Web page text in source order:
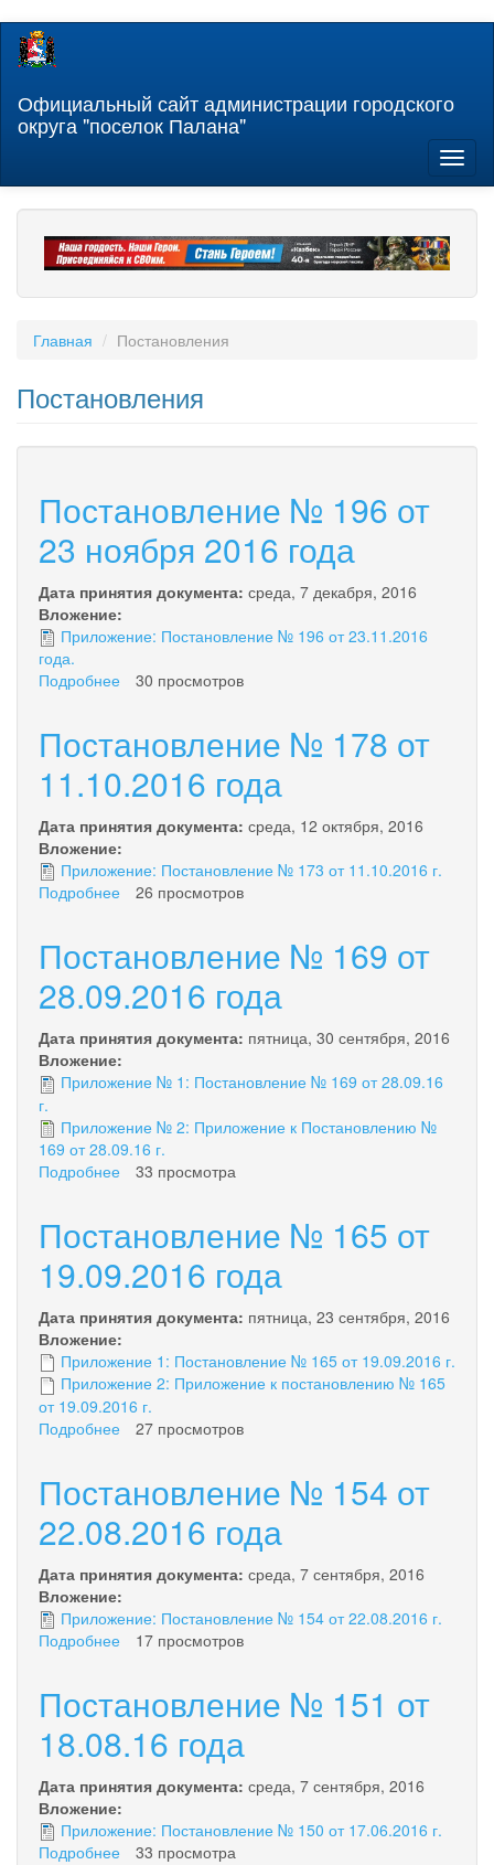
Перейти
содержанию
Официальный сайт администрации городского
округа "поселок Палана"
Главная Постановления
Постановления
Постановление № 196 от
23 ноября 2016 года
Дата принятия документа: среда, 7 декабря, 2016
Вложение:
Приложение: Постановление № 196 от 23.11.2016
года.
Подробнее
196
23
2016
года
30 просмотров
Постановление № 178 от
11.10.2016 года
Дата принятия документа: среда, 12 октября, 2016
Вложение:
Приложение: Постановление № 173 от 11.10.2016 г.
Подробнее
178
11.10.2016
26 просмотров
Постановление № 169 от
28.09.2016 года
Дата принятия документа: пятница, 30 сентября, 2016
Вложение:
Приложение № 1: Постановление № 169 от 28.09.16
г.
Приложение № 2: Приложение к Постановлению №
169 от 28.09.16 г.
Подробнее
169
28.09.2016
33 просмотра
Постановление № 165 от
19.09.2016 года
Дата принятия документа: пятница, 23 сентября, 2016
Вложение:
Приложение 1: Постановление № 165 от 19.09.2016 г.
Приложение 2: Приложение к постановлению № 165
от 19.09.2016 г.
Подробнее
165
19.09.2016
27 просмотров
Постановление № 154 от
22.08.2016 года
Дата принятия документа: среда, 7 сентября, 2016
Вложение:
Приложение: Постановление № 154 от 22.08.2016 г.
Подробнее
154
22.08.2016
17 просмотров
Постановление № 151 от
18.08.16 года
Дата принятия документа: среда, 7 сентября, 2016
Вложение:
Приложение: Постановление № 150 от 17.06.2016 г.
Подробнее
33 просмотра